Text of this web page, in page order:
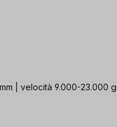
| velocità 9.000-23.000